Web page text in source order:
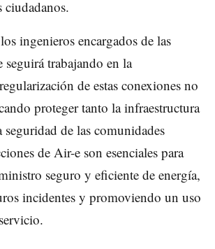
ciudadanos.
ingenieros encargados de las
seguirá trabajando en la
de estas conexiones no
proteger tanto la infraestructura
de las comunidades
de Air-e son esenciales para
seguro y eficiente de energía,
incidentes y promoviendo un uso